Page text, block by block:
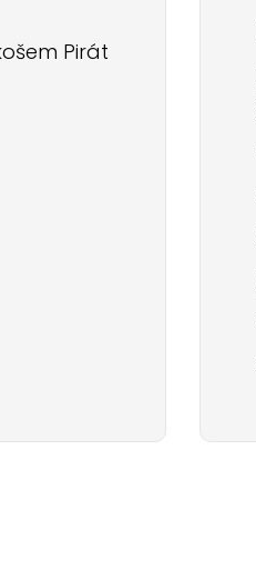
Pirát